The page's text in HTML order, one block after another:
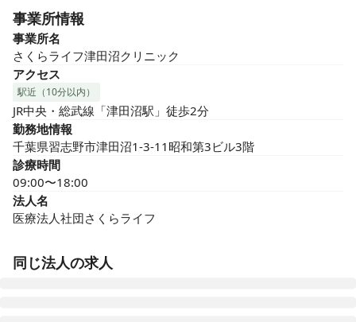
事業所情報
事業所名
さくらライフ津田沼クリニック
アクセス
駅近（10分以内）
JR中央・総武線「津田沼駅」徒歩2分
勤務地情報
千葉県習志野市津田沼1-3-11昭和第3ビル3階
診療時間
09:00〜18:00
法人名
医療法人社団さくらライフ
同じ法人の求人